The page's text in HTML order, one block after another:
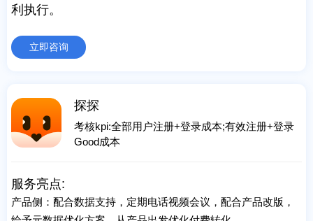
利执行。
立即咨询
探探
考核kpi:全部用户注册+登录成本;有效注册+登录
Good成本
服务亮点:
产品侧：配合数据支持，定期电话视频会议，配合产品改版，